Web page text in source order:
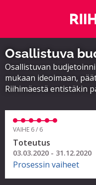
Osallistuva
Osallistuvan
mukaan ideoimaan,
Riihimäestä entistäkin
VAIHE 6 / 6
Toteutus
03.03.2020 - 31.12.2020
Prosessin vaiheet